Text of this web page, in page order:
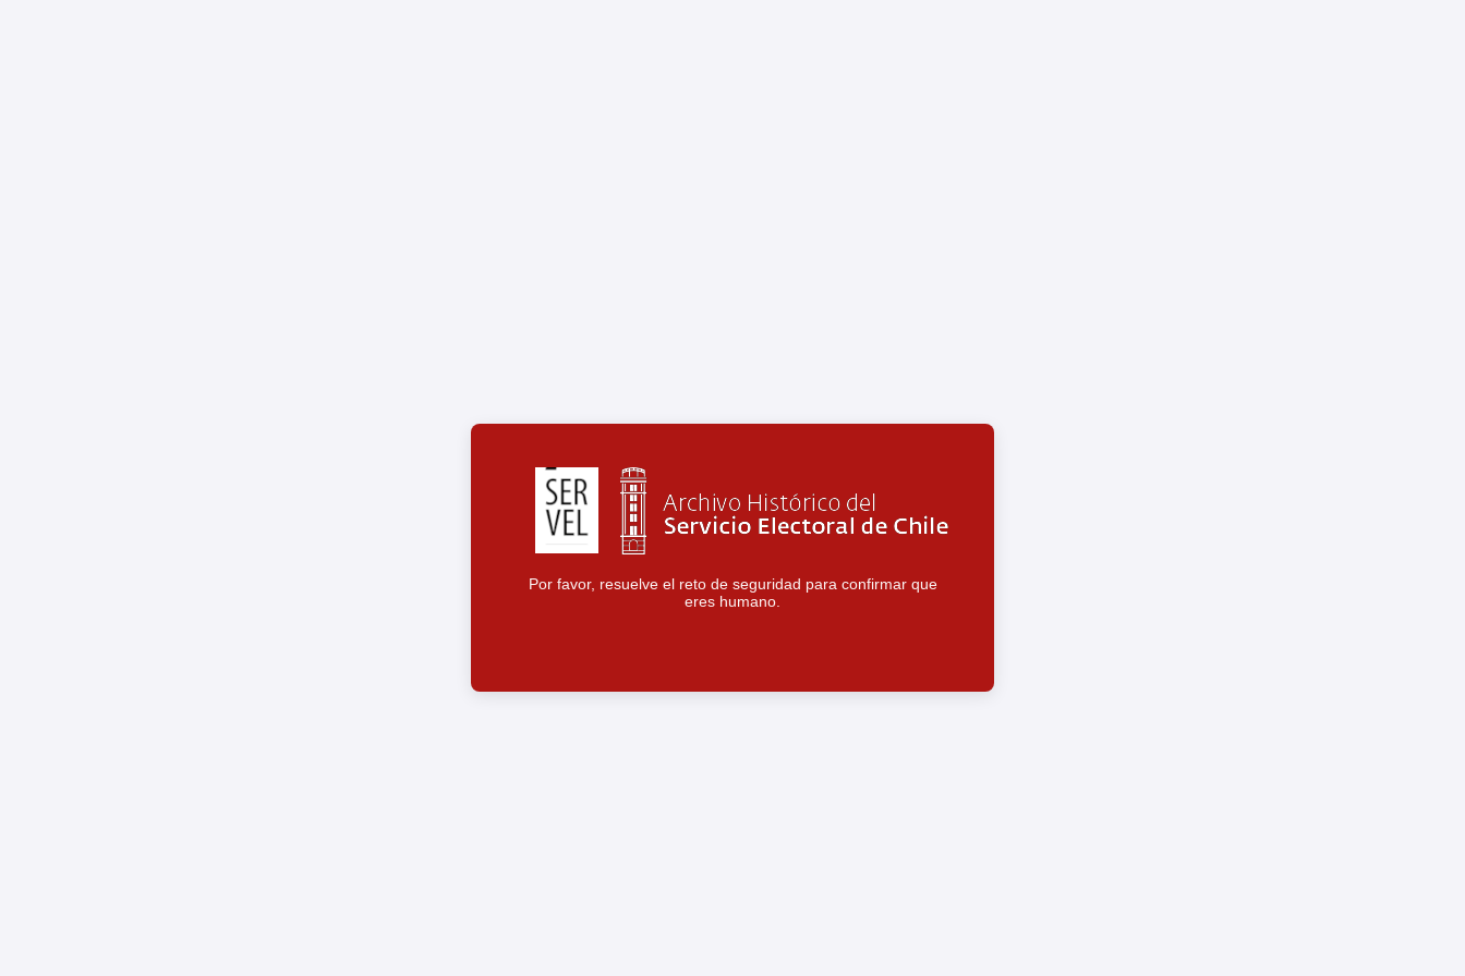
Por favor, resuelve el reto de seguridad para confirmar que
eres humano.